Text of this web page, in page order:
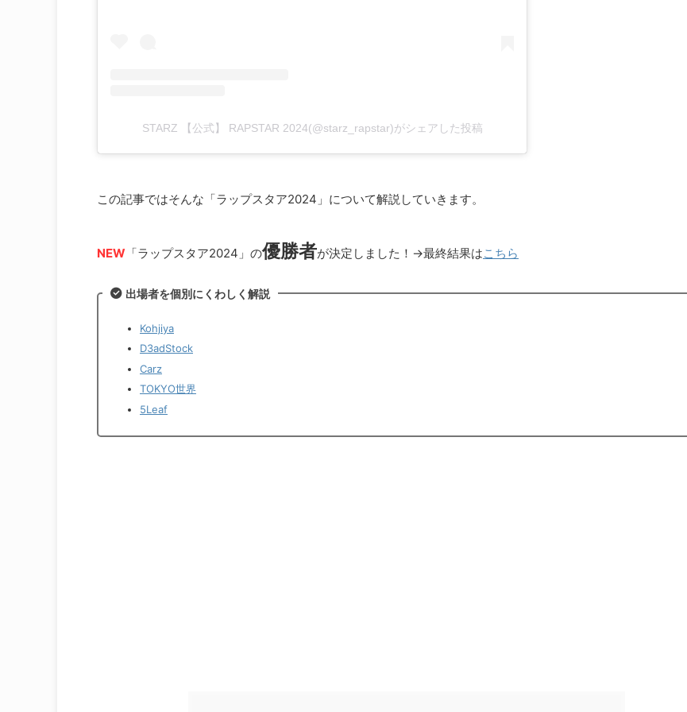
STARZ 【公式】 RAPSTAR 2024(@starz_rapstar)がシェアした投稿
この記事ではそんな「ラップスタア2024」について解説していきます。
NEW 「ラップスタア2024」の優勝者が決定しました！→最終結果はこちら
出場者を個別にくわしく解説
Kohjiya
D3adStock
Carz
TOKYO世界
5Leaf